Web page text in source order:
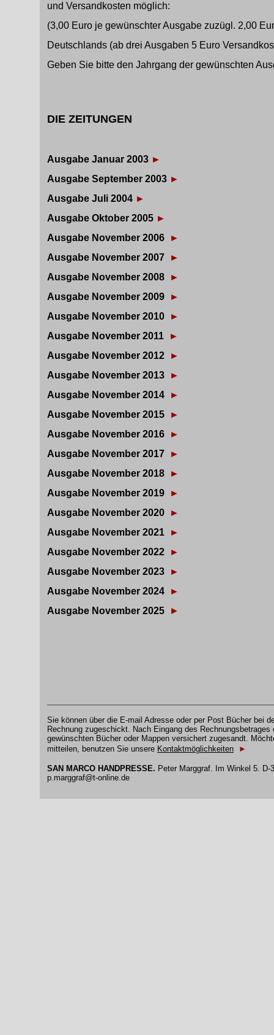
und Versandkosten möglich:
(3,00 Euro je gewünschter Ausgabe zuzügl. 2,00
Deutschlands (ab drei Ausgaben 5 Euro
Geben Sie bitte den Jahrgang der gewünschten
DIE ZEITUNGEN
Ausgabe Januar 2003 ►
Ausgabe September 2003 ►
Ausgabe Juli 2004 ►
Ausgabe Oktober 2005 ►
Ausgabe November 2006
►
Ausgabe November 2007
►
Ausgabe November 2008
►
Ausgabe November 2009
►
Ausgabe November 2010
►
Ausgabe November 2011
►
Ausgabe November 2012
►
Ausgabe November 2013
►
Ausgabe November 2014
►
Ausgabe November 2015
►
Ausgabe November 2016
►
Ausgabe November 2017
►
Ausgabe November 2018
►
Ausgabe November 2019
►
Ausgabe November 2020
►
Ausgabe November 2021
►
Ausgabe November 2022
►
Ausgabe November 2023
►
Ausgabe November 2024
►
Ausgabe November 2025
►
Sie können über die E-mail Adresse oder per Post Bücher bei
Rechnung zugeschickt. Nach Eingang des
gewünschten Bücher oder Mappen versichert zugesandt.
mitteilen, benutzen Sie unsere Kontaktmöglichkeiten ►
SAN MARCO HANDPRESSE. Peter Marggraf. Im Winkel 5.
p.marggraf@t-online.de